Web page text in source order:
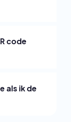
code
als ik de